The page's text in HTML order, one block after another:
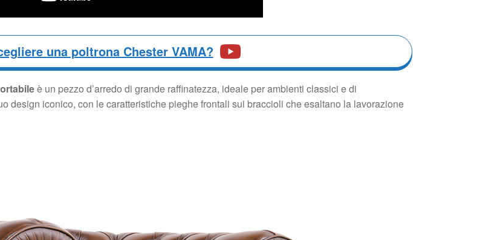
una poltrona Chester VAMA?
è un pezzo d’arredo di grande raffinatezza, ideale per ambienti classici e di
design iconico, con le caratteristiche pieghe frontali sui braccioli che esaltano la lavorazione